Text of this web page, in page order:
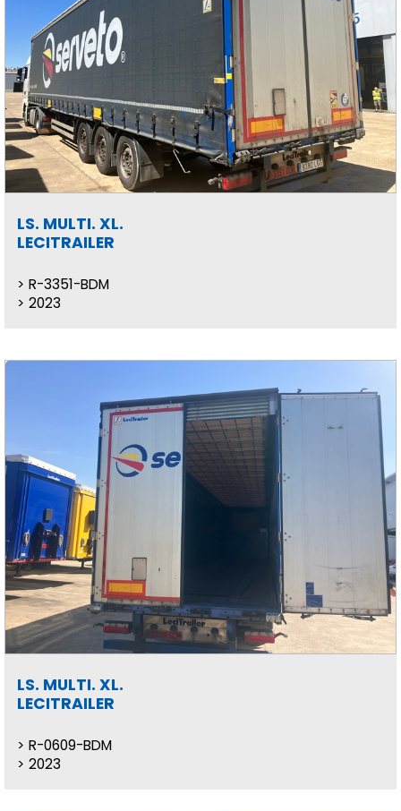
LS. MULTI. XL.
LECITRAILER
R-3351-BDM
2023
LS. MULTI. XL.
LECITRAILER
R-0609-BDM
2023